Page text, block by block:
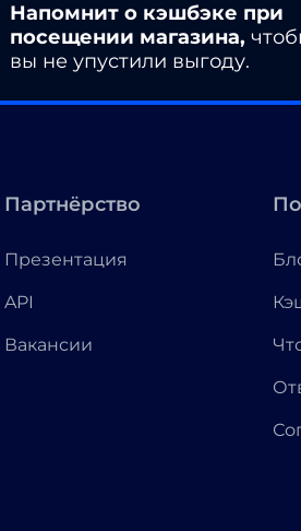
Напомнит о кэшбэке при
посещении магазина,
вы не упустили выгоду.
Партнёрство
Презентация
API
Вакансии